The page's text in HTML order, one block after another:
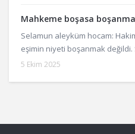
Mahkeme boşasa
Selamun aleyküm hocam:
eşimin niyeti boşanmak değildi.
5 Ekim 2025